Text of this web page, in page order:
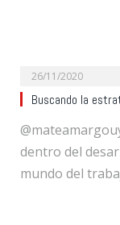
26/11/2020
Buscando la
dentro del
mundo del